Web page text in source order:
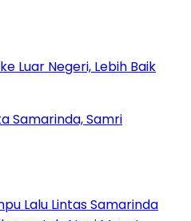
Luar Negeri, Lebih Baik
Lalu Lintas Samarinda